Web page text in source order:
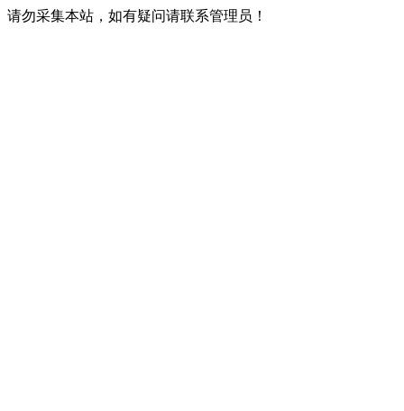
请勿采集本站，如有疑问请联系管理员！